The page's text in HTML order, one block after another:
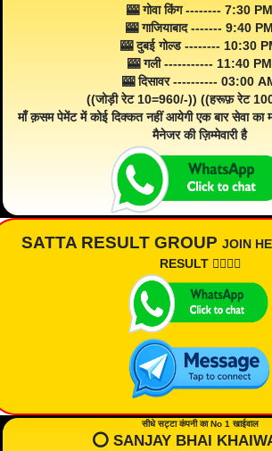
🎰 गोवा किंग -------- 7:30 PM
🎰 गाजियाबाद ------- 9:40 PM
🎰 दुबई गोल्ड -------- 10:30
🎰 गली ----------- 11:40 PM
🎰 दिसावर ---------- 03:00
((जोड़ी रेट 10=960/-)) ((हरूफ़ रेट
माँ क़सम पेमेंट में कोई दिक्कत नहीं आयेगी एक बार सेवा का
मैनेजर की ज़िम्मेवारी है
SATTA RESULT GROUP JOIN
RESULT 👇🏾👇🏾
सीधे सट्टा कंपनी का No 1 खाईवाल
⭕️ SANJAY BHAI